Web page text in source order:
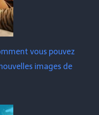
vous pouvez
images de